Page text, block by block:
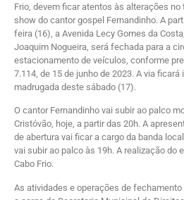
Frio, devem ficar atentos às alterações
show do cantor gospel Fernandinho. A
feira (16), a Avenida Lecy Gomes da
Joaquim Nogueira, será fechada para a
estacionamento de veículos, conforme
7.114, de 15 de junho de 2023. A via ficará
madrugada deste sábado (17).
O cantor Fernandinho vai subir ao palco
Cristóvão, hoje, a partir das 20h. A
de abertura vai ficar a cargo da banda
vai subir ao palco às 19h. A realização do
Cabo Frio.
As atividades e operações de